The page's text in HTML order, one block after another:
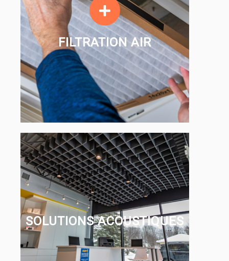
FILTRATION AIR
FILTRATION AIR
EN SAVOIR PLUS
SOLUTIONS ACOUSTIQUES
SOLUTIONS
ACOUSTIQUES